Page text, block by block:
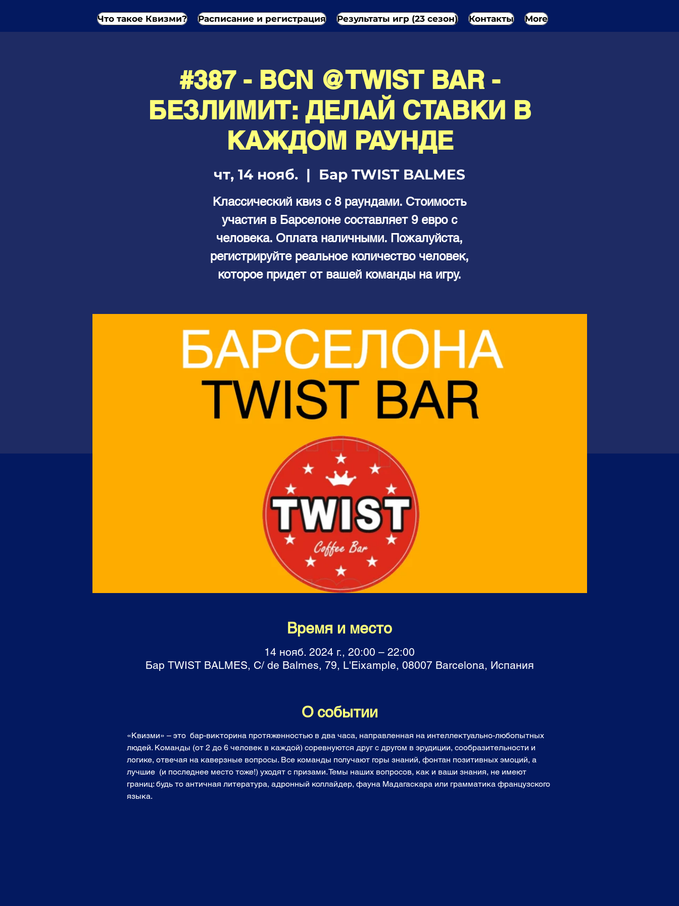
Что такое Квизми? Расписание и регистрация Результаты игр (23 сезон) Контакты More
#387 - BCN @TWIST BAR -
БЕЗЛИМИТ: ДЕЛАЙ СТАВКИ В
КАЖДОМ РАУНДЕ
чт, 14 нояб.
  |
Бар TWIST BALMES
Классический квиз с 8 раундами. Стоимость
участия в Барселоне составляет 9 евро с
человека. Оплата наличными. Пожалуйста,
регистрируйте реальное количество человек,
которое придет от вашей команды на игру.
Время и место
14 нояб. 2024 г., 20:00 – 22:00
Бар TWIST BALMES, C/ de Balmes, 79, L'Eixample, 08007 Barcelona, Испания
О событии
«Квизми» – это  бар-викторина протяженностью в два часа, направленная на интеллектуально-любопытных
людей. Команды (от 2 до 6 человек в каждой) соревнуются друг с другом в эрудиции, сообразительности и
логике, отвечая на каверзные вопросы. Все команды получают горы знаний, фонтан позитивных эмоций, а
лучшие  (и последнее место тоже!) уходят с призами. Темы наших вопросов, как и ваши знания, не имеют
границ: будь то античная литература, адронный коллайдер, фауна Мадагаскара или грамматика французского
языка.